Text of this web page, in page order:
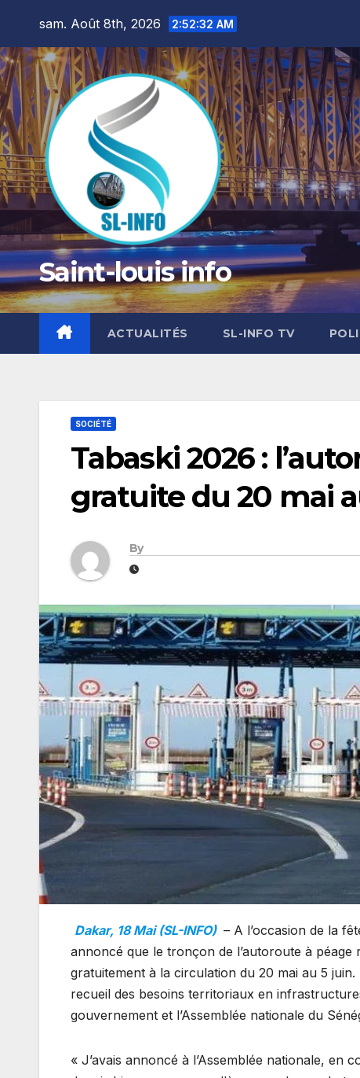
content
sam. Août 8th, 2026 2:52:33 AM
Saint-louis info
ACTUALITÉS SL-INFO TV
SOCIÉTÉ
Tabaski 2026 :
gratuite du 20 mai
By
Dakar, 18 Mai (SL-INFO) – A l’occasion de la
annoncé que le tronçon de l’autoroute à
gratuitement à la circulation du 20 mai au 5
recueil des besoins territoriaux en
gouvernement et l’Assemblée nationale du
« J’avais annoncé à l’Assemblée nationale, en